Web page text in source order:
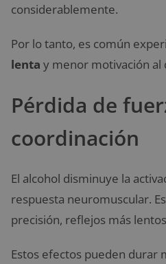
considerablemente.
Por lo tanto, es común
lenta y menor motivación al
Pérdida de
coordinación
El alcohol disminuye la
respuesta neuromuscular.
precisión, reflejos más
Estos efectos pueden durar